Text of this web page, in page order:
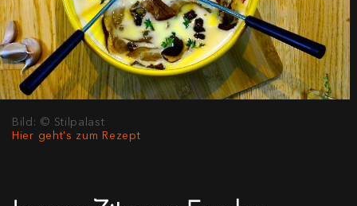
Bild: © Stilpalast
Hier geht's zum Rezept